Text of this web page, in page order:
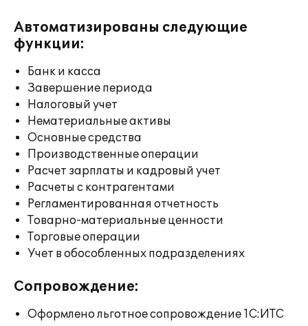
Автоматизированы следующие
функции:
Банк и касса
Завершение периода
Налоговый учет
Нематериальные активы
Основные средства
Производственные операции
Расчет зарплаты и кадровый учет
Расчеты с контрагентами
Регламентированная отчетность
Товарно-материальные ценности
Торговые операции
Учет в обособленных подразделениях
Сопровождение:
Оформлено льготное сопровождение 1С:ИТС